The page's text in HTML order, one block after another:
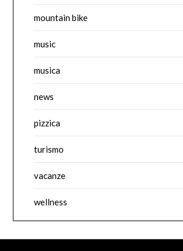
mountain bike
music
musica
news
pizzica
turismo
vacanze
wellness